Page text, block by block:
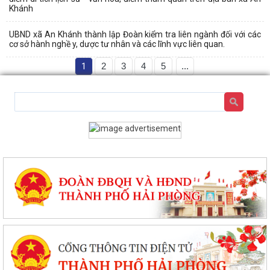
Khánh
UBND xã An Khánh thành lập Đoàn kiểm tra liên ngành đối với các
cơ sở hành nghề y, dược tư nhân và các lĩnh vực liên quan.
1 2 3 4 5 ...